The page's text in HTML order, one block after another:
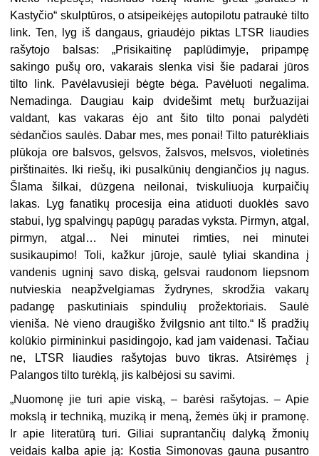
Kastyčio“ skulptūros, o atsipeikėjęs autopilotu patraukė tilto
link. Ten, lyg iš dangaus, griaudėjo piktas LTSR liaudies
rašytojo balsas: „Prisikaitinę paplūdimyje, pripampę
sakingo pušų oro, vakarais slenka visi šie padarai jūros
tilto link. Pavėlavusieji bėgte bėga. Pavėluoti negalima.
Nemadinga. Daugiau kaip dvidešimt metų buržuazijai
valdant, kas vakaras ėjo ant šito tilto ponai palydėti
sėdančios saulės. Dabar mes, mes ponai! Tilto paturėkliais
plūkoja ore balsvos, gelsvos, žalsvos, melsvos, violetinės
pirštinaitės. Iki riešų, iki pusalkūnių dengiančios jų nagus.
Šlama šilkai, dūzgena neilonai, tviskuliuoja kurpaičių
lakas. Lyg fanatikų procesija eina atiduoti duoklės savo
stabui, lyg spalvingų papūgų paradas vyksta. Pirmyn, atgal,
pirmyn, atgal… Nei minutei rimties, nei minutei
susikaupimo! Toli, kažkur jūroje, saulė tyliai skandina į
vandenis ugninį savo diską, gelsvai raudonom liepsnom
nutvieskia neapžvelgiamas žydrynes, skrodžia vakarų
padangę paskutiniais spindulių prožektoriais. Saulė
vieniša. Nė vieno draugiško žvilgsnio ant tilto.“ Iš pradžių
kolūkio pirmininkui pasidingojo, kad jam vaidenasi. Tačiau
ne, LTSR liaudies rašytojas buvo tikras. Atsirėmęs į
Palangos tilto turėklą, jis kalbėjosi su savimi.
„Nuomonę jie turi apie viską, – barėsi rašytojas. – Apie
mokslą ir techniką, muziką ir meną, žemės ūkį ir pramonę.
Ir apie literatūrą turi. Giliai suprantančių dalyką žmonių
veidais kalba apie ją: Kostia Simonovas gauna pusantro